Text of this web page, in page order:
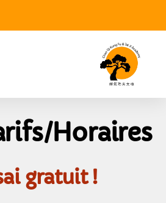
458 68 49
Horaires
gratuit !